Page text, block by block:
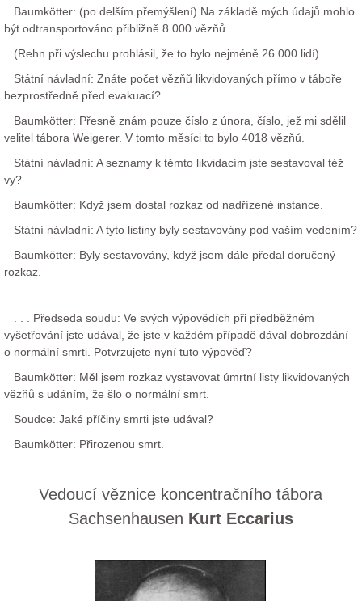
Baumkötter: (po delším přemýšlení) Na základě mých údajů mohlo
být odtransportováno přibližně 8 000 vězňů.
(Rehn při výslechu prohlásil, že to bylo nejméně 26 000 lidí).
Státní návladní: Znáte počet vězňů likvidovaných přímo v táboře
bezprostředně před evakuací?
Baumkötter: Přesně znám pouze číslo z února, číslo, jež mi sdělil
velitel tábora Weigerer. V tomto měsíci to bylo 4018 vězňů.
Státní návladní: A seznamy k těmto likvidacím jste sestavoval též
vy?
Baumkötter: Když jsem dostal rozkaz od nadřízené instance.
Státní návladní: A tyto listiny byly sestavovány pod vaším vedením?
Baumkötter: Byly sestavovány, když jsem dále předal doručený
rozkaz.
. . . Předseda soudu: Ve svých výpovědích při předběžném
vyšetřování jste udával, že jste v každém případě dával dobrozdání
o normální smrti. Potvrzujete nyní tuto výpověď?
Baumkötter: Měl jsem rozkaz vystavovat úmrtní listy likvidovaných
vězňů s udáním, že šlo o normální smrt.
Soudce: Jaké příčiny smrti jste udával?
Baumkötter: Přirozenou smrt.
Vedoucí věznice koncentračního tábora
Sachsenhausen Kurt Eccarius